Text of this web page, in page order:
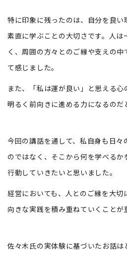
特に印象に残ったのは、自分を良い
素直に学ぶことの大切さです。人は
く、周囲の方々とのご縁や支えの
て感じました。
また、「私は運が良い」と思える
明るく前向きに進める力になるのだ
今回の講話を通して、私自身も日々
のではなく、そこから何を学べるか
行動していきたいと思いました。
経営においても、人とのご縁を大
向きな実践を積み重ねていくことが
佐々木氏の実体験に基づいたお話は